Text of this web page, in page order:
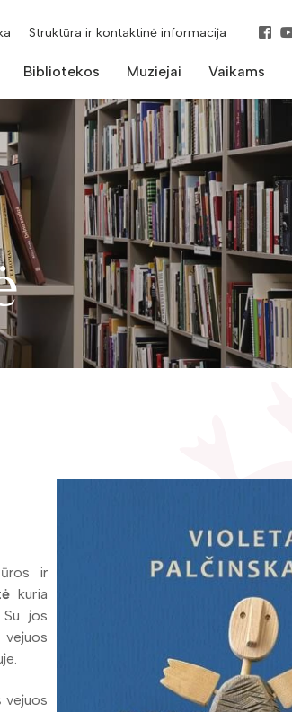
Struktūra ir kontaktinė informacija
Bibliotekos Muziejai Vaikams
ir
kuria
Su jos
vejuos
vejuos